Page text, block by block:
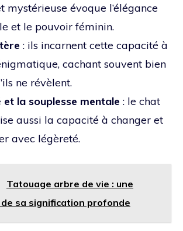
mystérieuse évoque l’élégance
et le pouvoir féminin.
: ils incarnent cette capacité à
cachant souvent bien
ne révèlent.
et la souplesse mentale : le chat
aussi la capacité à changer et
avec légèreté.
Tatouage arbre de vie : une
sa signification profonde